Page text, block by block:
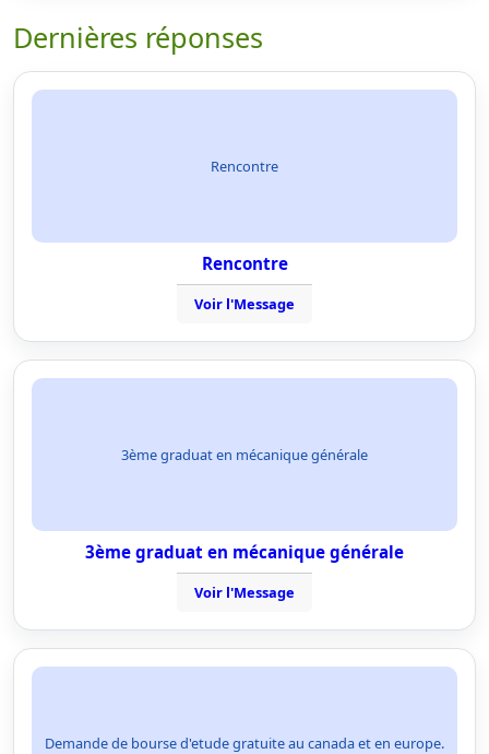
Dernières réponses
Rencontre
Rencontre
Voir l'Message
3ème graduat en mécanique générale
3ème graduat en mécanique générale
Voir l'Message
Demande de bourse d'etude gratuite au canada et en europe.